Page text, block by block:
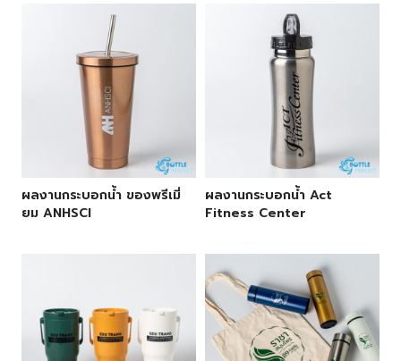
ผลงานกระบอกน้ำ ของพรีเมี่
ยม ANHSCI
ผลงานกระบอกน้ำ Act
Fitness Center